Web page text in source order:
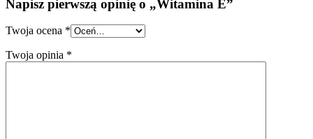
Napisz pierwszą opinię o „Witamina E”
Twoja ocena *
Twoja opinia *